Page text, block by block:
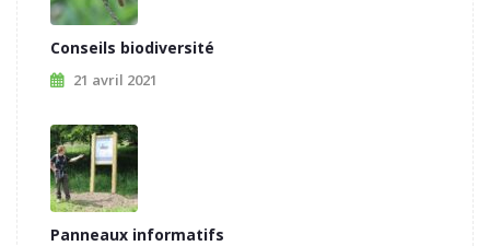
Conseils biodiversité
21 avril 2021
Panneaux informatifs